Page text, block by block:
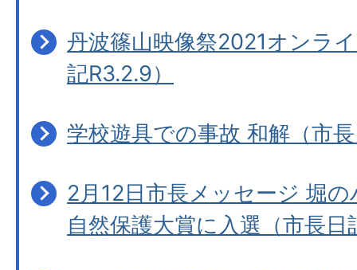
丹波篠山映像祭2021オンラ
記R3.2.9）
学校遊具での事故 和解（市
2月12日市長メッセージ 堀
自然保護大賞に入選（市長日